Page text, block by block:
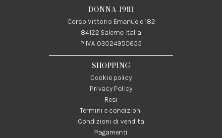
DONNA 1981
Corso Vittorio Emanuele 182
84122 Salerno Italia
P IVA 03024950655
SHOPPING
Cookie policy
Privacy Policy
Resi
Termini e condizioni
Condizioni di vendita
Pagamenti